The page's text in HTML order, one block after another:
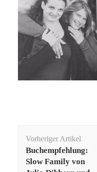
Vorheriger Artikel
Buchempfehlung:
Slow Family von